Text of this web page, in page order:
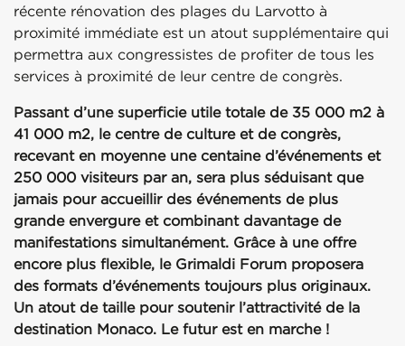
récente rénovation des plages du Larvotto à
proximité immédiate est un atout supplémentaire qui
permettra aux congressistes de profiter de tous les
services à proximité de leur centre de congrès.
Passant d’une superficie utile totale de 35 000 m2 à
41 000 m2, le centre de culture et de congrès,
recevant en moyenne une centaine d’événements et
250 000 visiteurs par an, sera plus séduisant que
jamais pour accueillir des événements de plus
grande envergure et combinant davantage de
manifestations simultanément. Grâce à une offre
encore plus flexible, le Grimaldi Forum proposera
des formats d’événements toujours plus originaux.
Un atout de taille pour soutenir l’attractivité de la
destination Monaco. Le futur est en marche !